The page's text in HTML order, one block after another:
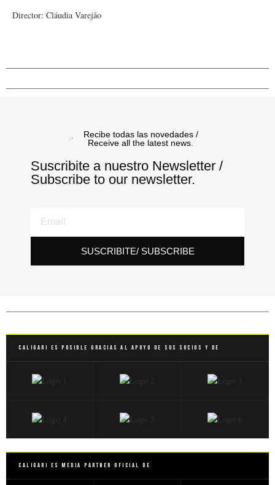
Director: Cláudia Varejão
Recibe todas las novedades /
Receive all the latest news.
Suscribite a nuestro Newsletter /
Subscribe to our newsletter.
SUSCRIBITE/ SUBSCRIBE
Caligari es posible gracias al apoyo de sus socios y de
Caligari es Media Partner Oficial de